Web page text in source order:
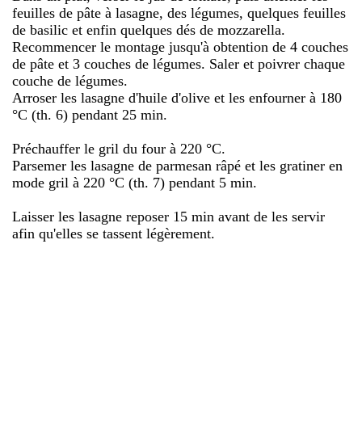
feuilles de pâte à lasagne, des légumes, quelques feuilles
de basilic et enfin quelques dés de mozzarella.
Recommencer le montage jusqu'à obtention de 4 couches
de pâte et 3 couches de légumes. Saler et poivrer chaque
couche de légumes.
Arroser les lasagne d'huile d'olive et les enfourner à 180
°C (th. 6) pendant 25 min.
Préchauffer le gril du four à 220 °C.
Parsemer les lasagne de parmesan râpé et les gratiner en
mode gril à 220 °C (th. 7) pendant 5 min.
Laisser les lasagne reposer 15 min avant de les servir
afin qu'elles se tassent légèrement.